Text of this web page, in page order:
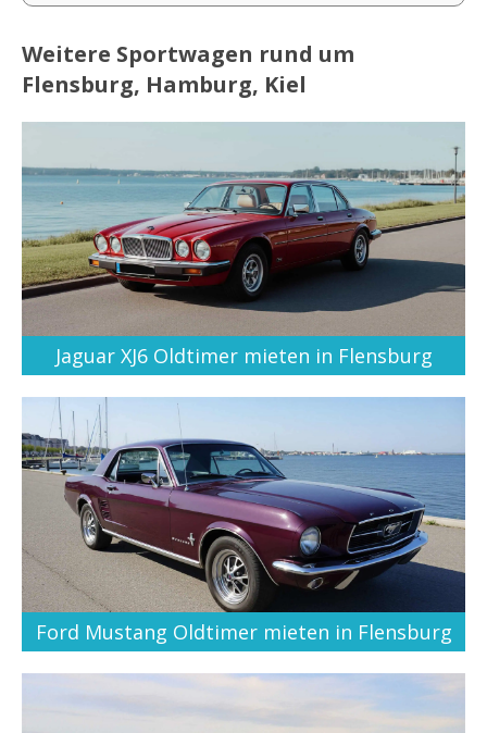
Weitere Sportwagen rund um
Flensburg, Hamburg, Kiel
Jaguar XJ6 Oldtimer mieten in Flensburg
Ford Mustang Oldtimer mieten in Flensburg